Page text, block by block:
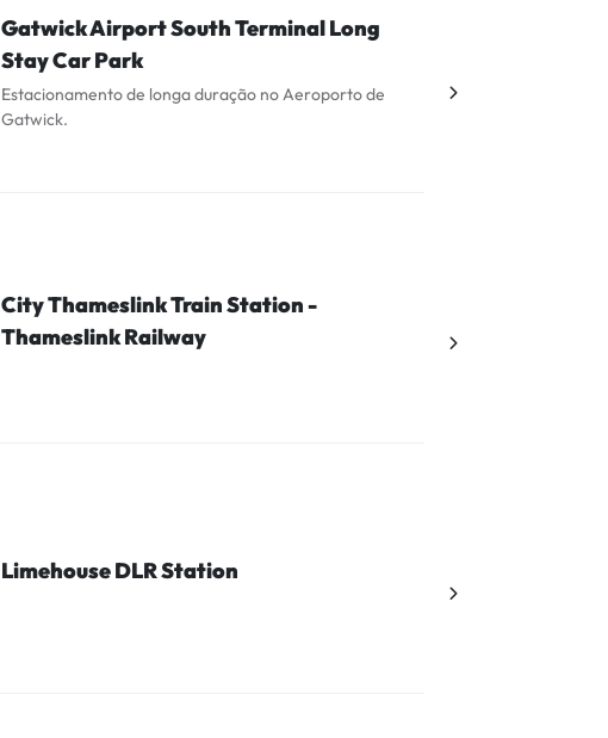
Gatwick Airport South Terminal Long
Stay Car Park
Estacionamento de longa duração no Aeroporto de
Gatwick.
City Thameslink Train Station -
Thameslink Railway
Limehouse DLR Station